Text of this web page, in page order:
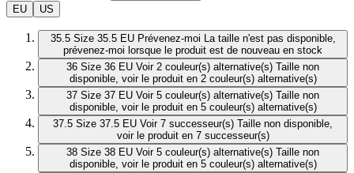
EU
US
35.5 Size 35.5 EU Prévenez-moi La taille n'est pas disponible,
prévenez-moi lorsque le produit est de nouveau en stock
36 Size 36 EU Voir 2 couleur(s) alternative(s) Taille non
disponible, voir le produit en 2 couleur(s) alternative(s)
37 Size 37 EU Voir 5 couleur(s) alternative(s) Taille non
disponible, voir le produit en 5 couleur(s) alternative(s)
37.5 Size 37.5 EU Voir 7 successeur(s) Taille non disponible,
voir le produit en 7 successeur(s)
38 Size 38 EU Voir 5 couleur(s) alternative(s) Taille non
disponible, voir le produit en 5 couleur(s) alternative(s)